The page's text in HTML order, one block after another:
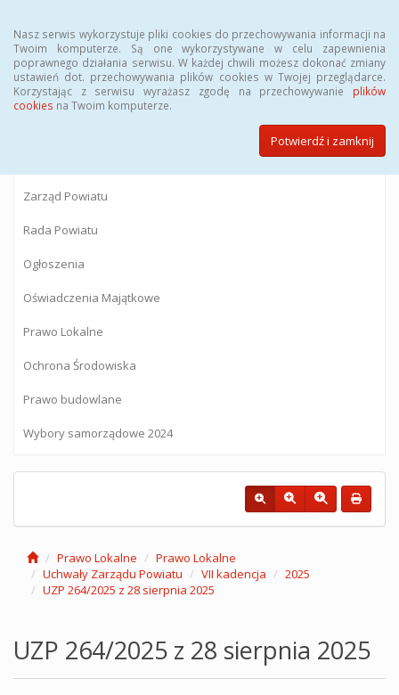
Nasz serwis wykorzystuje pliki cookies do przechowywania informacji na
Twoim komputerze. Są one wykorzystywane w celu zapewnienia
poprawnego działania serwisu. W każdej chwili możesz dokonać zmiany
ustawień dot. przechowywania plików cookies w Twojej przeglądarce.
Korzystając z serwisu wyrażasz zgodę na przechowywanie plików
cookies na Twoim komputerze.
Potwierdź i zamknij
BIULETYN INFORMACJI PUBLICZNEJ
Starostwa Powiatowego w Gostyninie
Zarząd Powiatu
Rada Powiatu
Ogłoszenia
Oświadczenia Majątkowe
Prawo Lokalne
Ochrona Środowiska
Prawo budowlane
Wybory samorządowe 2024
Prawo Lokalne
Prawo Lokalne
Uchwały Zarządu Powiatu
VII kadencja
2025
UZP 264/2025 z 28 sierpnia 2025
UZP 264/2025 z 28 sierpnia 2025